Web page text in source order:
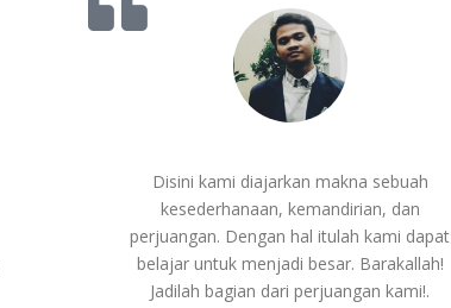
Disini kami diajarkan makna sebuah
kesederhanaan, kemandirian, dan
perjuangan. Dengan hal itulah kami dapat
belajar untuk menjadi besar. Barakallah!
Jadilah bagian dari perjuangan kami!.